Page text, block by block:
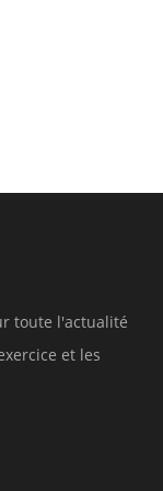
toute l'actualité
et les